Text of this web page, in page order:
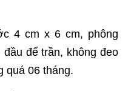
4 cm x 6 cm, phông
để trần, không đeo
quá 06 tháng.